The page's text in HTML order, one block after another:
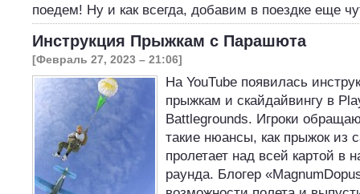
поедем! Ну и как всегда, добавим в поездке еще
Инструкция Прыжкам с Парашюта
[Февраль 27, 2023 – 21:06]
На YouTube появилась
прыжкам и скайдайвингу в
Battlegrounds. Игроки
такие нюансы, как прыжок из
пролетает над всей картой в
раунда. Блогер